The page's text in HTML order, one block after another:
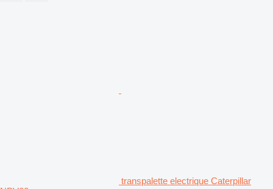
transpalette electrique Caterpillar